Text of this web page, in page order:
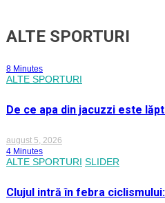
ALTE SPORTURI
8 Minutes
ALTE SPORTURI
De ce apa din jacuzzi este
august 5, 2026
4 Minutes
ALTE SPORTURI SLIDER
Clujul intră în febra